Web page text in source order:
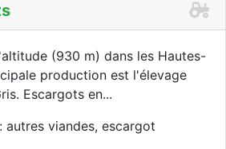
(930 m) dans les Hautes-
production est l'élevage
Escargots en...
: autres viandes, escargot